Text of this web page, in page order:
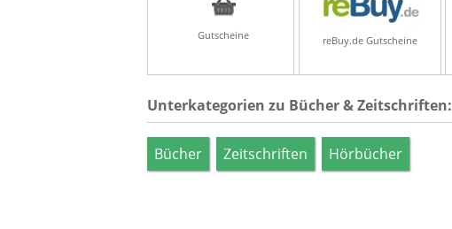
Gutscheine reBuy.de Gutscheine
Unterkategorien zu Bücher & Zeitschriften:
Bücher Zeitschriften Hörbücher